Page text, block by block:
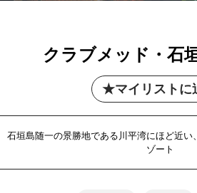
クラブメッド・石
マイリストに
石垣島随一の景勝地である川平湾にほど近い
ゾート